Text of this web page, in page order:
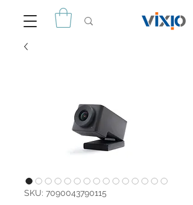
SKU: 7090043790115